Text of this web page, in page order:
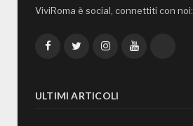
ViviRoma è social, connettiti con noi:
FacebookTwitterInstagramYouTube
ULTIMI ARTICOLI